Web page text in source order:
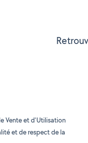
Vente et d'Utilisation
et de respect de la